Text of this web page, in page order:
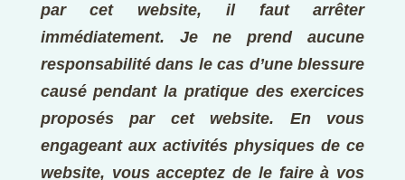
par cet website, il faut arrêter
immédiatement. Je ne prend aucune
responsabilité dans le cas d’une blessure
causé pendant la pratique des exercices
proposés par cet website. En vous
engageant aux activités physiques de ce
website, vous acceptez de le faire à vos